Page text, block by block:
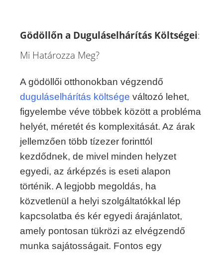
Gödöllőn a Duguláselhárítás Költségei:
Mi Határozza Meg?
A gödöllői otthonokban végzendő
duguláselhárítás költsége változó lehet,
figyelembe véve többek között a probléma
helyét, méretét és komplexitását. Az árak
jellemzően több tízezer forinttól
kezdődnek, de mivel minden helyzet
egyedi, az árképzés is eseti alapon
történik. A legjobb megoldás, ha
közvetlenül a helyi szolgáltatókkal lép
kapcsolatba és kér egyedi árajánlatot,
amely pontosan tükrözi az elvégzendő
munka sajátosságait. Fontos egy